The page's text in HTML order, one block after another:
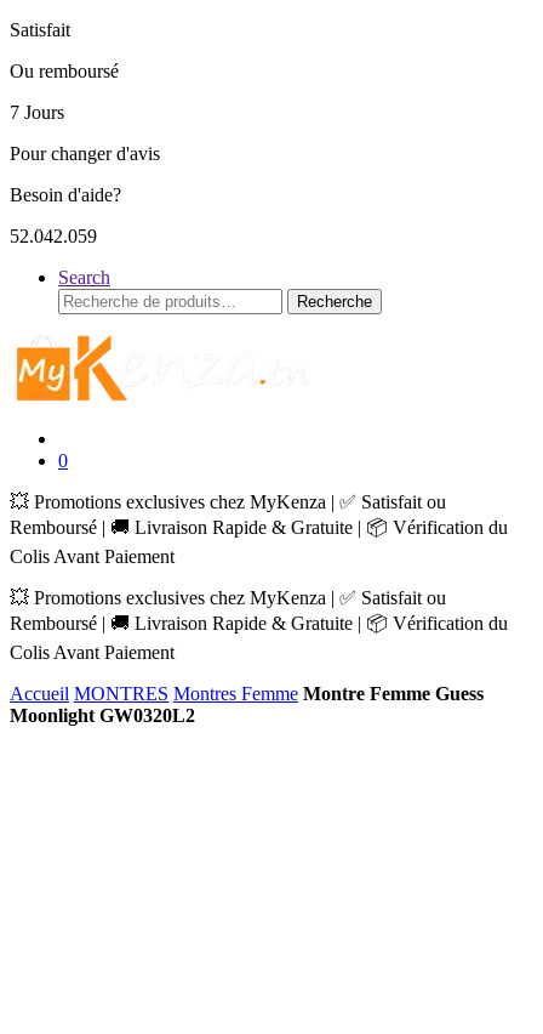
Satisfait
Ou remboursé
7 Jours
Pour changer d'avis
Besoin d'aide?
52.042.059
Search
Recherche
pour :
Recherche
0
💥 Promotions exclusives chez MyKenza | ✅ Satisfait ou
Remboursé | 🚚 Livraison Rapide & Gratuite | 📦 Vérification du
Colis Avant Paiement
💥 Promotions exclusives chez MyKenza | ✅ Satisfait ou
Remboursé | 🚚 Livraison Rapide & Gratuite | 📦 Vérification du
Colis Avant Paiement
Accueil MONTRES Montres Femme Montre Femme Guess
Moonlight GW0320L2